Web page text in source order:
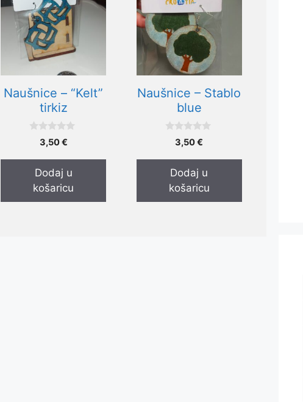
Naušnice – “Kelt”
tirkiz
3,50€
Dodaj u
košaricu
Naušnice – Stablo
blue
3,50€
Dodaj u
košaricu